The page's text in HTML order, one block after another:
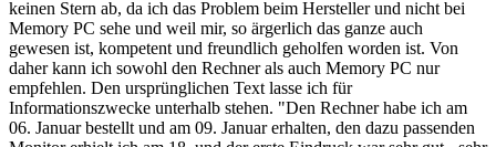
keinen Stern ab, da ich das Problem beim Hersteller und nicht bei
Memory PC sehe und weil mir, so ärgerlich das ganze auch
gewesen ist, kompetent und freundlich geholfen worden ist. Von
daher kann ich sowohl den Rechner als auch Memory PC nur
empfehlen. Den ursprünglichen Text lasse ich für
Informationszwecke unterhalb stehen. "Den Rechner habe ich am
06. Januar bestellt und am 09. Januar erhalten, den dazu passenden